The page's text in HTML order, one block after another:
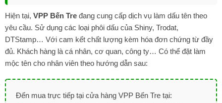
Hiện tại, VPP Bến Tre đang cung cấp dịch vụ làm dấu tên theo
yêu cầu. Sử dụng các loại phôi dấu của Shiny, Trodat,
DTStamp… Với cam kết chất lượng kèm hóa đơn chứng từ đầy
đủ. Khách hàng là cá nhân, cơ quan, công ty… Có thể đặt làm
mộc tên cho nhân viên theo hướng dẫn sau:
Đến mua trực tiếp tại cửa hàng VPP Bến Tre tại: